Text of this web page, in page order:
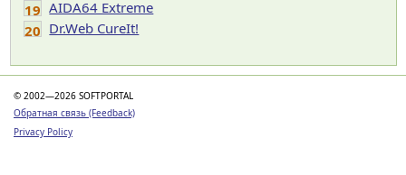
19 AIDA64 Extreme
20 Dr.Web CureIt!
© 2002—2026 SOFTPORTAL
Обратная связь (Feedback)
Privacy Policy